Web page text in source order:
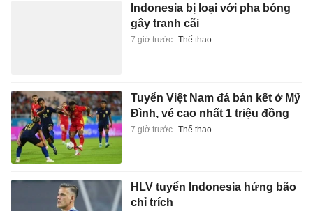
Indonesia bị loại với pha bóng
gây tranh cãi
7 giờ trước Thể thao
Tuyển Việt Nam đá bán kết ở Mỹ
Đình, vé cao nhất 1 triệu đồng
7 giờ trước Thể thao
HLV tuyển Indonesia hứng bão
chỉ trích